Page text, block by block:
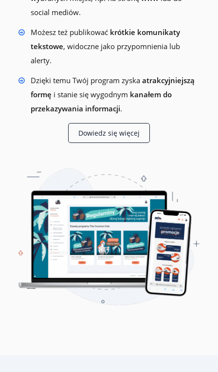
social mediów.
Możesz też publikować krótkie komunikaty
tekstowe, widoczne jako przypomnienia lub
alerty.
Dzięki temu Twój program zyska atrakcyjniejszą
formę i stanie się wygodnym kanałem do
przekazywania informacji.
Dowiedz się więcej